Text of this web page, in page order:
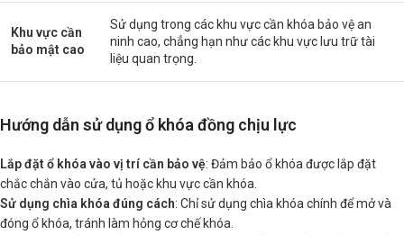
Khu vực cần
bảo mật cao
Sử dụng trong các khu vực cần khóa bảo vệ an
ninh cao, chẳng hạn như các khu vực lưu trữ tài
liệu quan trọng.
Hướng dẫn sử dụng ổ khóa đồng chịu lực
Lắp đặt ổ khóa vào vị trí cần bảo vệ: Đảm bảo ổ khóa được lắp đặt
chắc chắn vào cửa, tủ hoặc khu vực cần khóa.
Sử dụng chìa khóa đúng cách: Chỉ sử dụng chìa khóa chính để mở và
đóng ổ khóa, tránh làm hỏng cơ chế khóa.